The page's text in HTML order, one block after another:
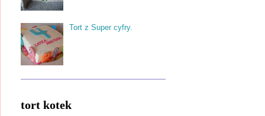
Tort z Super cyfry.
tort kotek